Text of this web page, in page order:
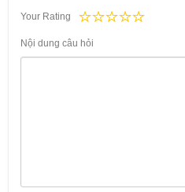
Your Rating
Nội dung câu hỏi